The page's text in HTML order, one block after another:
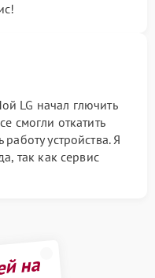
LG начал глючить
смогли откатить
устройства. Я
так как сервис